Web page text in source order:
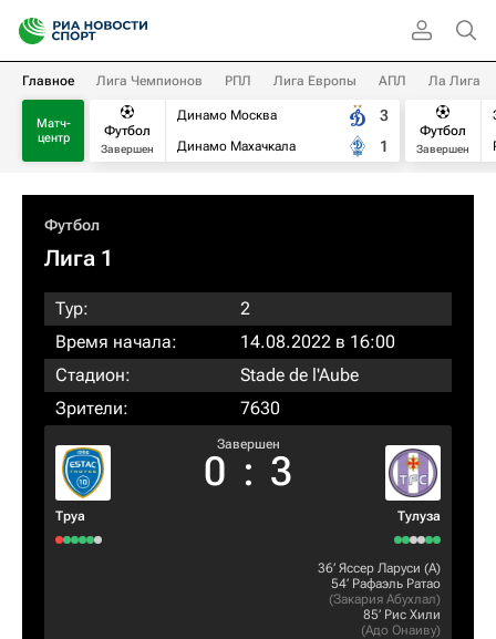
Главное Лига Чемпионов РПЛ Лига Европы АПЛ Ла Лига
Матч-
центр
Футбол
Завершен
Динамо Москва
Динамо Махачкала
3
1
Футбол
Завершен
Футбол
Лига 1
Тур:
2
Время начала:
14.08.2022 в 16:00
Стадион:
Stade de l'Aube
Зрители:
7630
Труа
Завершен
0 : 3
Тулуза
36‎’‎ Яссер Ларуси (А)
54‎’‎ Рафаэль Ратао
(Закария Абухлал)
85‎’‎ Рис Хили
(Адо Онаиву)